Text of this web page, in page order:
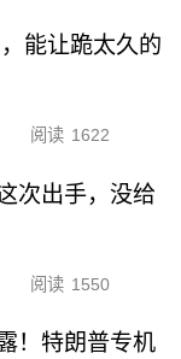
能让跪太久的
阅读 1622
次出手，没给
阅读 1550
！特朗普专机